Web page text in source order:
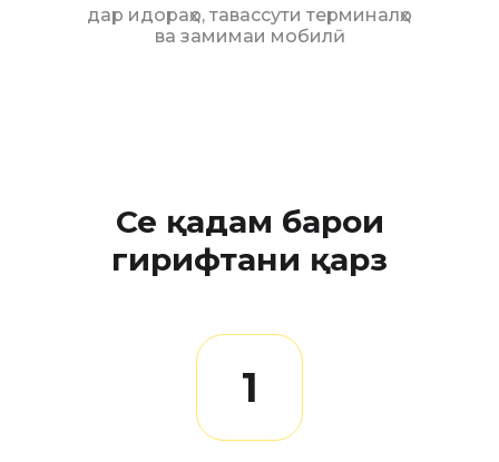
дар идораҳо, тавассути терминалҳо
ва замимаи мобилӣ
Се қадам барои
гирифтани қарз
1